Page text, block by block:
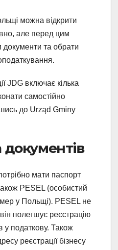
можна відкрити
але перед цим
документи та обрати
JDG включає кілька
самостійно
до Urząd Gminy
документів
мати паспорт
PESEL (особистий
у Польщі). PESEL не
полегшує реєстрацію
у податкову. Також
реєстрації бізнесу